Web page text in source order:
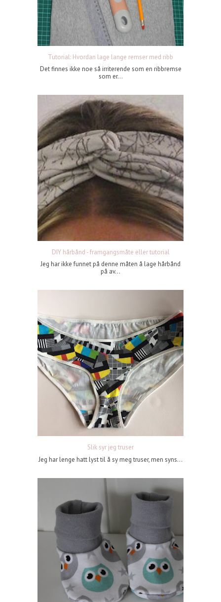
Tutorial: Hvordan lage lange remser med ribb
Det finnes ikke noe så irriterende som en ribbremse
som er...
DIY hårbånd - framgangsmåte eller tutorial
Jeg har ikke funnet på denne måten å lage hårbånd
på av...
Slik syr jeg truser
Jeg har lenge hatt lyst til å sy meg truser, men syns...